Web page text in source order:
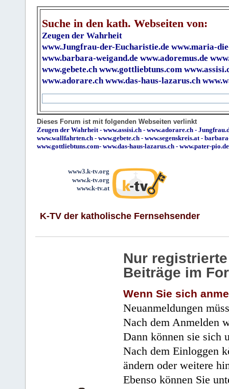
Suche in den kath. Webseiten von:
Zeugen der Wahrheit
www.Jungfrau-der-Eucharistie.de www.maria-
www.barbara-weigand.de www.adoremus.de
www.gebete.ch www.gottliebtuns.com
www.adorare.ch www.das-haus-lazarus.ch
Dieses Forum ist mit folgenden Webseiten verlinkt
Zeugen der Wahrheit- www.assisi.ch - www.adorare.ch -
www.wallfahrten.ch - www.gebete.ch - www.segenskreis.at-
www.gottliebtuns.com- www.das-haus-lazarus.ch - www.pater-pio.de
www3.k-tv.org
www.k-tv.org
www.k-tv.at
K-TV der katholische Fernsehsender
Nur
Beiträge im
Wenn Sie sich
Neuanmeldungen
Nach dem Anmelden
Dann können sie sich
Nach dem Einloggen
ändern oder weitere
Ebenso können Sie